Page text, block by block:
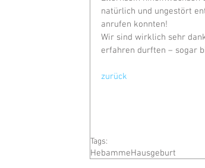
natürlich und ungestört
anrufen konnten!
Wir sind wirklich sehr
erfahren durften – sogar
zurück
Tags:
HebammeHausgeburt